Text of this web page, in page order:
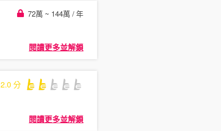
72萬 ~ 144萬 / 年
閱讀更多並解鎖
2.0 分
閱讀更多並解鎖